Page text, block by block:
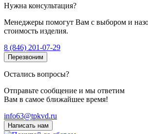
Нужна консультация?
Менеджеры помогут Вам с выбором и
стоимость изделия.
8 (846) 201-07-29
Перезвоним
Остались вопросы?
Отправьте сообщение и мы ответим
Вам в самое ближайшее время!
info63@tpkvd.ru
Написать нам